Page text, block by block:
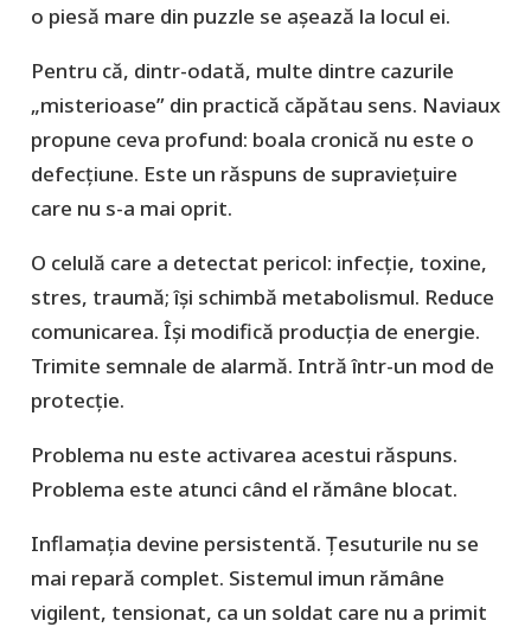
o piesă mare din puzzle se așează la locul ei.
Pentru că, dintr-odată, multe dintre cazurile
„misterioase” din practică căpătau sens. Naviaux
propune ceva profund: boala cronică nu este o
defecțiune. Este un răspuns de supraviețuire
care nu s-a mai oprit.
O celulă care a detectat pericol: infecție, toxine,
stres, traumă; își schimbă metabolismul. Reduce
comunicarea. Își modifică producția de energie.
Trimite semnale de alarmă. Intră într-un mod de
protecție.
Problema nu este activarea acestui răspuns.
Problema este atunci când el rămâne blocat.
Inflamația devine persistentă. Țesuturile nu se
mai repară complet. Sistemul imun rămâne
vigilent, tensionat, ca un soldat care nu a primit